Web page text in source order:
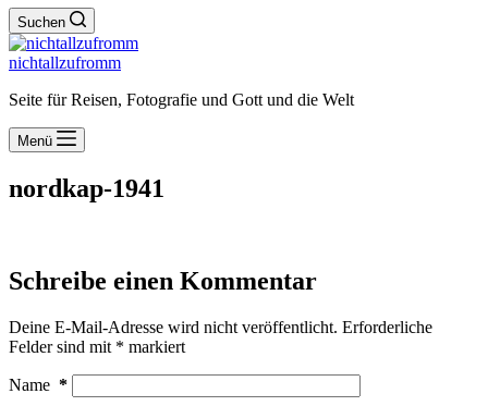
Suchen
nichtallzufromm
Seite für Reisen, Fotografie und Gott und die Welt
Menü
nordkap-1941
Schreibe einen Kommentar
Deine E-Mail-Adresse wird nicht veröffentlicht. Erforderliche
Felder sind mit * markiert
Name *